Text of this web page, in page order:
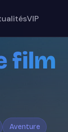
VIP
film
Aventure